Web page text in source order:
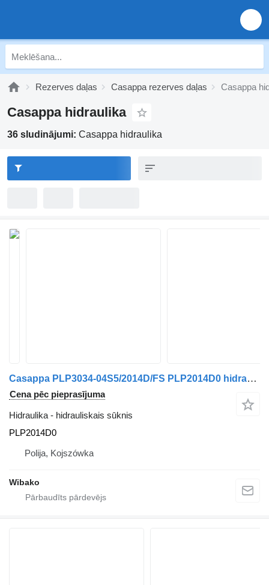
Rezerves daļas Casappa rezerves daļas Casappa
Casappa hidraulika
36 sludinājumi: Casappa hidraulika
Casappa PLP3034-04S5/2014D/FS PLP2014D0 hidrauliskais sūknis
Cena pēc pieprasījuma
Hidraulika - hidrauliskais sūknis
PLP2014D0
Polija, Kojszówka
Wibako